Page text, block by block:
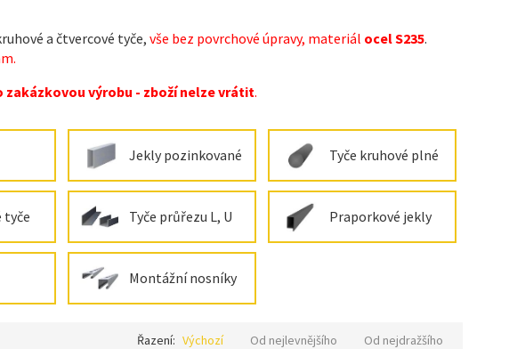
a čtvercové tyče, vše bez povrchové úpravy, materiál ocel S235.
zakázkovou výrobu - zboží nelze vrátit.
Jekly pozinkované Tyče kruhové plné
tyče Tyče průřezu L, U Praporkové jekly
Montážní nosníky
Řazení: Výchozí Od nejlevnějšího Od nejdražšího